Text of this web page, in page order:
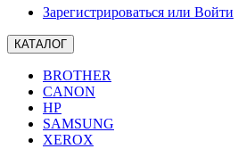
Зарегистрироваться или Войти
КАТАЛОГ
BROTHER
CANON
HP
SAMSUNG
XEROX